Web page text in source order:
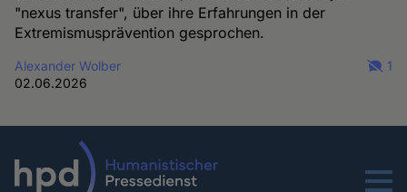
"nexus transfer", über ihre Erfahrungen in der
Extremismusprävention gesprochen.
Alexander Wolber
02.06.2026
1
Menu